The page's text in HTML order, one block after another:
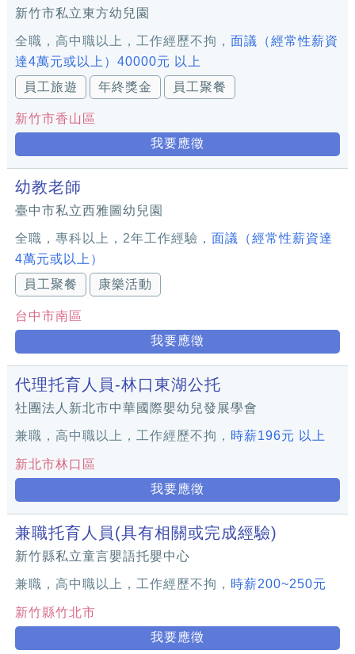
新竹市私立東方幼兒園
全職，高中職以上，工作經歷不拘， 面議（經常性薪資
達4萬元或以上）40000元 以上
員工旅遊
年終獎金 員工聚餐
新竹市香山區
我要應徵
幼教老師
臺中市私立西雅圖幼兒園
全職，專科以上，2年工作經驗， 面議（經常性薪資達
4萬元或以上）
員工聚餐
康樂活動
台中市南區
我要應徵
代理托育人員-林口東湖公托
社團法人新北市中華國際嬰幼兒發展學會
兼職，高中職以上，工作經歷不拘， 時薪196元 以上
新北市林口區
我要應徵
兼職托育人員(具有相關或完成經驗)
新竹縣私立童言嬰語托嬰中心
兼職，高中職以上，工作經歷不拘， 時薪200~250元
新竹縣竹北市
我要應徵